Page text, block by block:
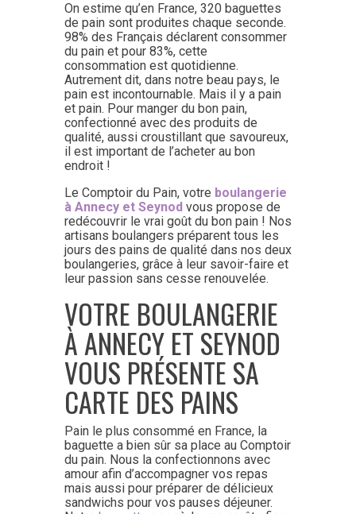
On estime qu’en France, 320 baguettes
de pain sont produites chaque seconde.
98% des Français déclarent consommer
du pain et pour 83%, cette
consommation est quotidienne.
Autrement dit, dans notre beau pays, le
pain est incontournable. Mais il y a pain
et pain. Pour manger du bon pain,
confectionné avec des produits de
qualité, aussi croustillant que savoureux,
il est important de l’acheter au bon
endroit !
Le Comptoir du Pain, votre boulangerie
à Annecy et Seynod vous propose de
redécouvrir le vrai goût du bon pain ! Nos
artisans boulangers préparent tous les
jours des pains de qualité dans nos deux
boulangeries, grâce à leur savoir-faire et
leur passion sans cesse renouvelée.
VOTRE BOULANGERIE
À ANNECY ET SEYNOD
VOUS PRÉSENTE SA
CARTE DES PAINS
Pain le plus consommé en France, la
baguette a bien sûr sa place au Comptoir
du pain. Nous la confectionnons avec
amour afin d’accompagner vos repas
mais aussi pour préparer de délicieux
sandwichs pour vos pauses déjeuner.